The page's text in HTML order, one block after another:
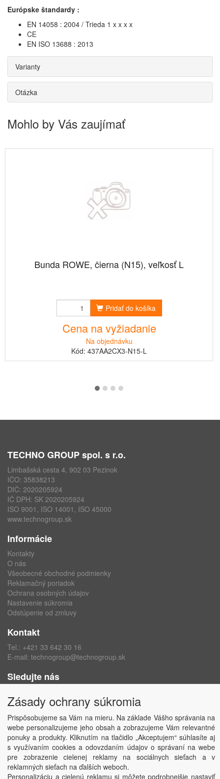
Európske štandardy :
EN 14058 : 2004 / Trieda 1 x x x x
CE
EN ISO 13688 : 2013
Varianty
Otázka
Mohlo by Vás zaujímať
Bunda ROWE, čierna (N15), veľkosť L
Pridať do košíka
Cena na vyžiadanie
Na objednávku
Kód: 437AA2CX3-N15-L
TECHNO GROUP spol. s r.o.
Limbašská cesta 4, 902 03 Pezinok
IČO: 35838213
DIČ: 2020205924
IČ DPH: SK 2020205924
ISO 9001, ISO 14001, ISO 45000
www.technogroup.sk
Informácie
Kontakty
O nás
Všeobecné obchodné podmienky
Reklamačný poriadok
Ochrana osobných údajov
Nastavenie súkromia
Odstúpenie od zmluvy
Kontakt
Tel.: +421 33 642 30 16
E-mail: technogroup@technogroup.sk
Sledujte nás
Instagram
Copyright © TECHNO GROUP spol. s r.o.2026
Powered by
ABRA
Zásady ochrany súkromia
Prispôsobujeme sa Vám na mieru. Na základe Vášho správania na
webe personalizujeme jeho obsah a zobrazujeme Vám relevantné
ponuky a produkty. Kliknutím na tlačidlo „Akceptujem“ súhlasíte aj
s využívaním cookies a odovzdaním údajov o správaní na webe
pre zobrazenie cielenej reklamy na sociálnych sieťach a v
reklamných sieťach na ďalších weboch.
Personalizáciu a cielenú reklamu si môžete podrobnejšie nastaviť